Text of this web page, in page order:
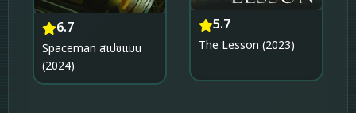
6.7
Spaceman สเปซแมน
(2024)
5.7
The Lesson (2023)